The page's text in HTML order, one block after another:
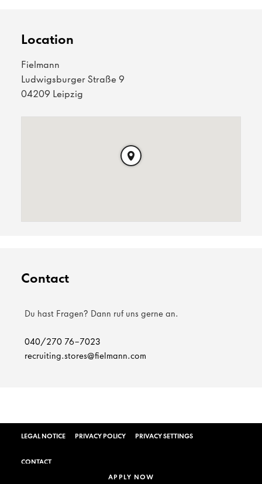
APPLY NOW
Location
Fielmann
Ludwigsburger Straße 9
04209 Leipzig
Contact
Du hast Fragen? Dann ruf uns gerne an.
040/270 76-7023
recruiting.stores@fielmann.com
LEGAL NOTICE PRIVACY POLICY PRIVACY SETTINGS
CONTACT